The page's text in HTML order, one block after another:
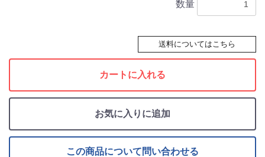
数量
送料についてはこちら
カートに入れる
お気に入りに追加
この商品について問い合わせる